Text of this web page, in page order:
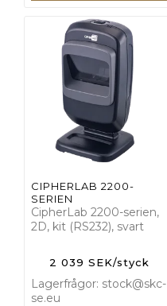
CIPHERLAB 2200-
SERIEN
CipherLab 2200-serien,
2D, kit (RS232), svart
2 039 SEK/styck
Lagerfrågor: stock@skc-
se.eu